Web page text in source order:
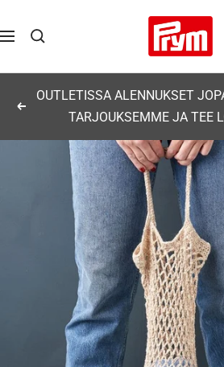
sisältöön
Navigaatio
Prym
Edellinen
OUTLETISSA ALENNUKSET
TARJOUKSEMME JA TEE